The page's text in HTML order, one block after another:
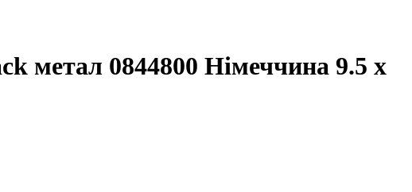
метал 0844800 Німеччина 9.5 x